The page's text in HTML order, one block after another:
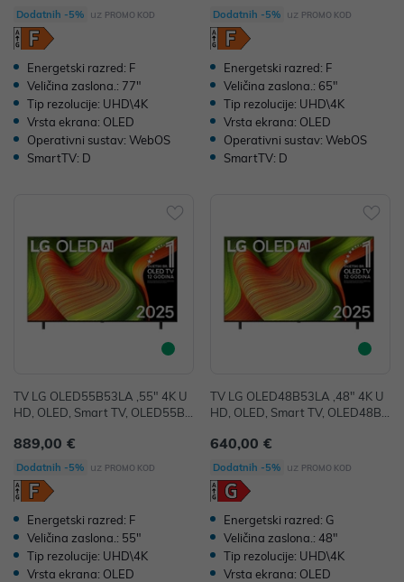
Dodatnih -5% uz PROMO KOD
Energetski razred: F
Veličina zaslona.: 77"
Tip rezolucije: UHD\4K
Vrsta ekrana: OLED
Operativni sustav: WebOS
SmartTV: D
Dodatnih -5% uz PROMO KOD
Energetski razred: F
Veličina zaslona.: 65"
Tip rezolucije: UHD\4K
Vrsta ekrana: OLED
Operativni sustav: WebOS
SmartTV: D
TV LG OLED55B53LA ,55" 4K U
HD, OLED, Smart TV, OLED55B5
889,00 €
Dodatnih -5% uz PROMO KOD
Energetski razred: F
Veličina zaslona.: 55"
Tip rezolucije: UHD\4K
Vrsta ekrana: OLED
TV LG OLED48B53LA ,48" 4K U
HD, OLED, Smart TV, OLED48B5
640,00 €
Dodatnih -5% uz PROMO KOD
Energetski razred: G
Veličina zaslona.: 48"
Tip rezolucije: UHD\4K
Vrsta ekrana: OLED